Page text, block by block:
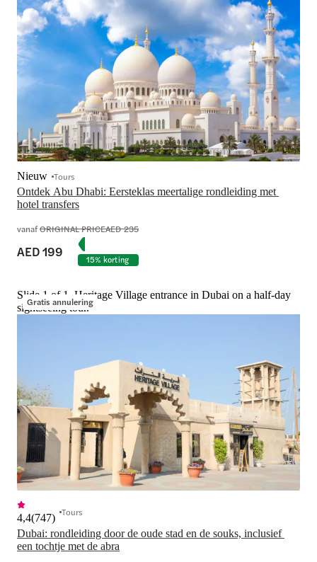
Ontdek Abu Dhabi: Eersteklas meertalige rondleiding met
hotel transfers
Nieuw Tours
vanafORIGINAL PRICEAED 235
AED 199 15% korting
Gratis annulering
Slide 1 of 1, Heritage Village entrance in Dubai on a half-day
sightseeing tour.
Dubai: rondleiding door de oude stad en de souks, inclusief
een tochtje met de abra
4,4(747) Tours